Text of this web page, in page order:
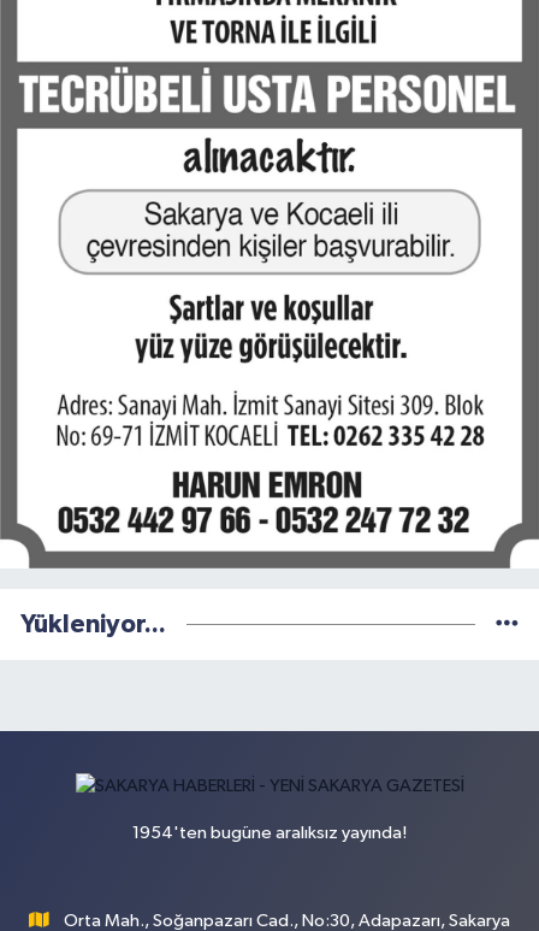
Yükleniyor...
1954'ten bugüne aralıksız yayında!
Orta Mah., Soğanpazarı Cad., No:30, Adapazarı, Sakarya